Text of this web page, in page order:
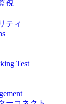
視
ティ
Test